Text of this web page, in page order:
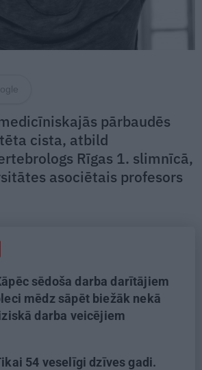
pārbaudēs
cista, atbild
Rīgas 1. slimnīcā,
asociētais profesors
sēdoša darba darītājiem
mēdz sāpēt biežāk nekā
darba veicējiem
54 veselīgi dzīves gadi.